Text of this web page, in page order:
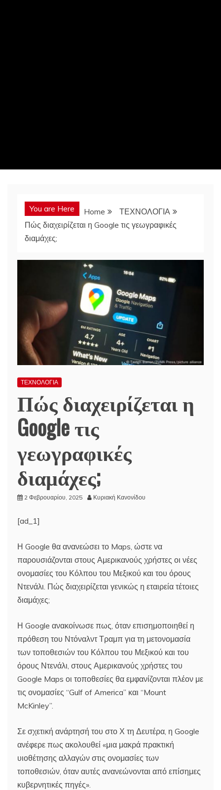
You are Here Home
ΤΕΧΝΟΛΟΓΙΑ
Πώς διαχειρίζεται η Google τις γεωγραφικές
διαμάχες;
ΤΕΧΝΟΛΟΓΙΑ
Πώς διαχειρίζεται η
Google τις
γεωγραφικές
διαμάχες;
2 Φεβρουαρίου, 2025 Κυριακή Κανονίδου
[ad_1]
Η Google θα ανανεώσει το Maps, ώστε να
παρουσιάζονται στους Αμερικανούς χρήστες οι νέες
ονομασίες του Κόλπου του Μεξικού και του όρους
Ντενάλι. Πώς διαχειρίζεται γενικώς η εταιρεία τέτοιες
διαμάχες;
Η Google ανακοίνωσε πως, όταν επισημοποιηθεί η
πρόθεση του Ντόναλντ Τραμπ για τη μετονομασία
των τοποθεσιών του Κόλπου του Μεξικού και του
όρους Ντενάλι, στους Αμερικανούς χρήστες του
Google Maps οι τοποθεσίες θα εμφανίζονται πλέον με
τις ονομασίες “Gulf of America” και “Mount
McKinley”.
Σε σχετική ανάρτησή του στο Χ τη Δευτέρα, η Google
ανέφερε πως ακολουθεί «μια μακρά πρακτική
υιοθέτησης αλλαγών στις ονομασίες των
τοποθεσιών, όταν αυτές ανανεώνονται από επίσημες
κυβερνητικές πηγές».